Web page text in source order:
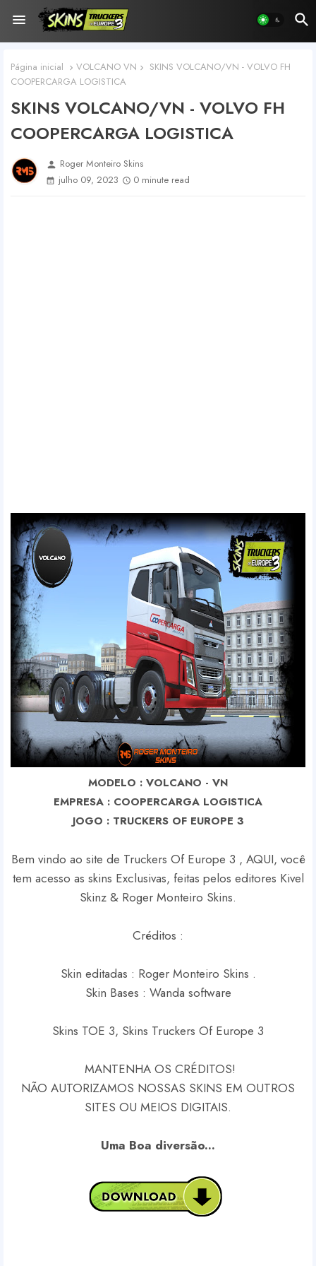
Página inicial VOLCANO VN
SKINS VOLCANO/VN - VOLVO FH
COOPERCARGA LOGISTICA
SKINS VOLCANO/VN - VOLVO FH
COOPERCARGA LOGISTICA
person Roger Monteiro Skins
julho 09, 2023
0 minute read
MODELO : VOLCANO - VN
EMPRESA : COOPERCARGA LOGISTICA
JOGO : TRUCKERS OF EUROPE 3
Bem vindo ao site de Truckers Of Europe 3 , AQUI, você
tem acesso as skins Exclusivas, feitas pelos editores Kivel
Skinz & Roger Monteiro Skins.
Créditos :
Skin editadas : Roger Monteiro Skins .
Skin Bases : Wanda software
Skins TOE 3, Skins Truckers Of Europe 3
MANTENHA OS CRÉDITOS!
NÃO AUTORIZAMOS NOSSAS SKINS EM OUTROS
SITES OU MEIOS DIGITAIS.
Uma Boa diversão...